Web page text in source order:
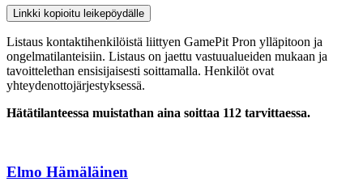
Linkki kopioitu leikepöydälle
Listaus kontaktihenkilöistä liittyen GamePit Pron ylläpitoon ja
ongelmatilanteisiin. Listaus on jaettu vastuualueiden mukaan ja
tavoittelethan ensisijaisesti soittamalla. Henkilöt ovat
yhteydenottojärjestyksessä.
Hätätilanteessa muistathan aina soittaa 112 tarvittaessa.
Elmo Hämäläinen